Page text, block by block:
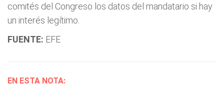
comités del Congreso los datos del mandatario si hay
un interés legítimo.
FUENTE: EFE
EN ESTA NOTA: